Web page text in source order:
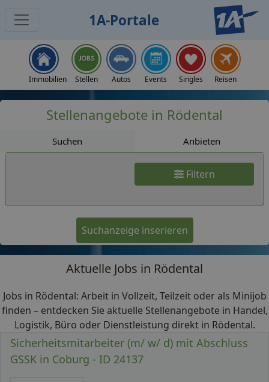
1A-Portale
Immobilien Stellen Autos Events Singles Reisen
Stellenangebote in Rödental
Suchen Anbieten
Filtern
Suchanzeige inserieren
Aktuelle Jobs in Rödental
Jobs in Rödental: Arbeit in Vollzeit, Teilzeit oder als Minijob
finden – entdecken Sie aktuelle Stellenangebote in Handel,
Logistik, Büro oder Dienstleistung direkt in Rödental.
Sicherheitsmitarbeiter (m/ w/ d) mit Abschluss
GSSK in Coburg - ID 24137